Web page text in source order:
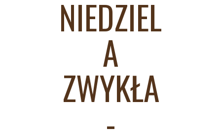
NIEDZIEL
A
ZWYKŁA